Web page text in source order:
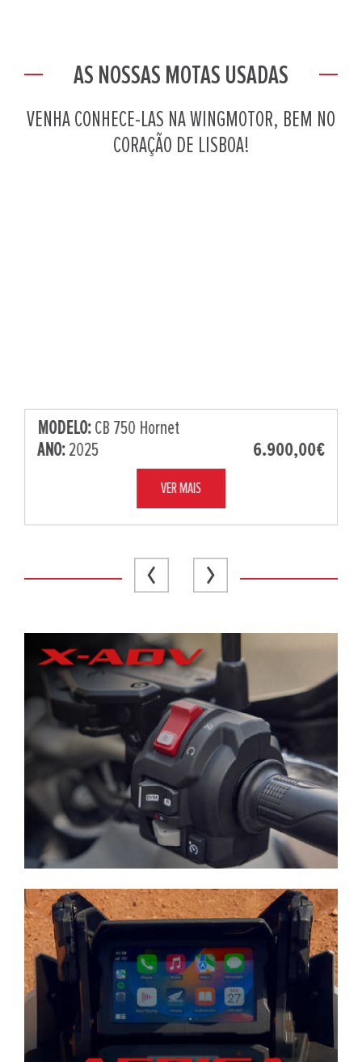
AS NOSSAS MOTAS USADAS
VENHA CONHECE-LAS NA WINGMOTOR, BEM NO
CORAÇÃO DE LISBOA!
MODELO: CB 750 Hornet
ANO: 2025 6.900,00€
VER MAIS